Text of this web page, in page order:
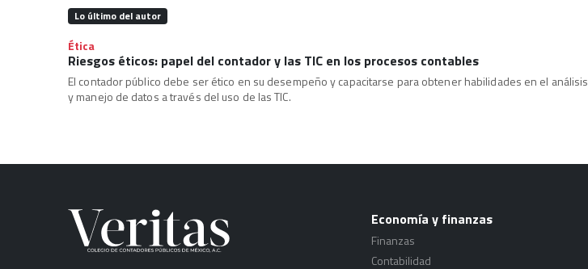
Lo último del autor
Ética
Riesgos éticos: papel del contador y las TIC en los procesos contables
El contador público debe ser ético en su desempeño y capacitarse para obtener habilidades en el análisis
y manejo de datos a través del uso de las TIC.
Economía y finanzas
Finanzas
Contabilidad